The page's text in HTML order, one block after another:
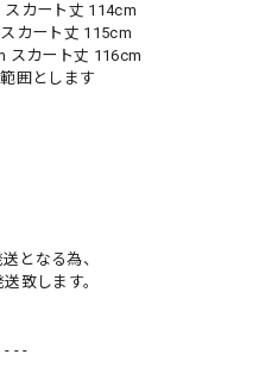
カート丈 114cm
カート丈 115cm
スカート丈 116cm
囲とします
となる為、
致します。
- - -